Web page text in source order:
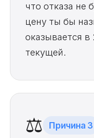
что отказа не
цену ты бы
оказывается
текущей.
⚖️ Причина 3